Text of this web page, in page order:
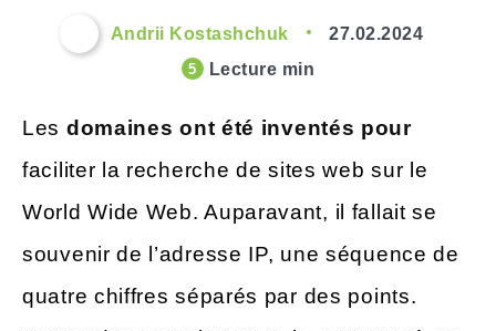
Andrii Kostashchuk 27.02.2024
5 Lecture min
Les domaines ont été inventés pour
faciliter la recherche de sites web sur le
World Wide Web. Auparavant, il fallait se
souvenir de l’adresse IP, une séquence de
quatre chiffres séparés par des points.